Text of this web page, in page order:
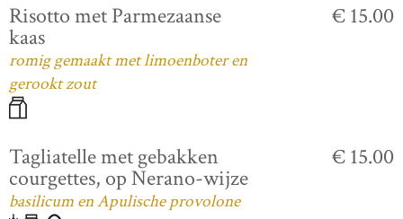
Risotto met Parmezaanse
kaas
romig gemaakt met limoenboter en
gerookt zout
€ 15.00
Tagliatelle met gebakken
courgettes, op Nerano-wijze
basilicum en Apulische provolone
€ 15.00